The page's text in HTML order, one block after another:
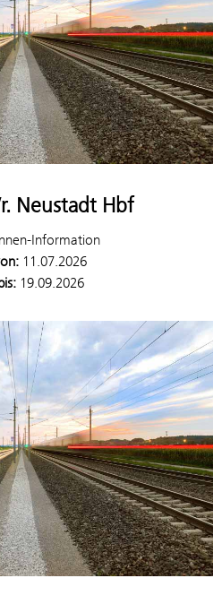
Neustadt Hbf
Information
11.07.2026
19.09.2026